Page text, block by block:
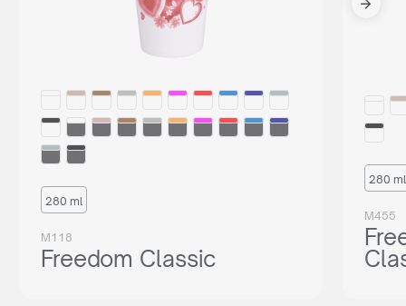
280 ml
M118
Freedom Classic
280 ml
M455